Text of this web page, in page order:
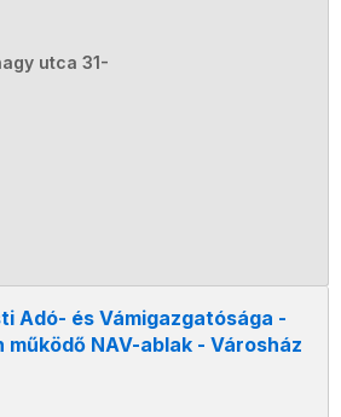
utca 31-
Adó- és Vámigazgatósága -
működő NAV-ablak - Városház